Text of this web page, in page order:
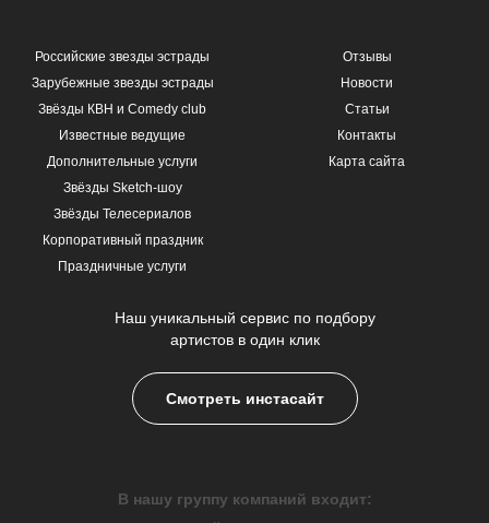
Российские звезды эстрады
Зарубежные звезды эстрады
Звёзды КВН и Comedy club
Известные ведущие
Дополнительные услуги
Звёзды Sketch-шоу
Звёзды Телесериалов
Корпоративный праздник
Праздничные услуги
Отзывы
Новости
Статьи
Контакты
Карта сайта
Наш уникальный сервис по подбору
артистов в один клик
Смотреть инстасайт
В нашу группу компаний входит: